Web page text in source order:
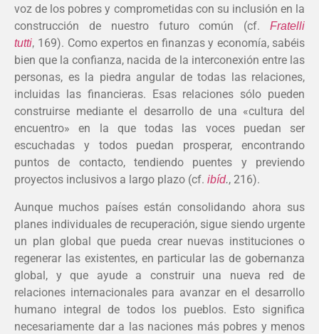
voz de los pobres y comprometidas con su inclusión en la
construcción de nuestro futuro común (cf. Fratelli
tutti, 169). Como expertos en finanzas y economía, sabéis
bien que la confianza, nacida de la interconexión entre las
personas, es la piedra angular de todas las relaciones,
incluidas las financieras. Esas relaciones sólo pueden
construirse mediante el desarrollo de una «cultura del
encuentro» en la que todas las voces puedan ser
escuchadas y todos puedan prosperar, encontrando
puntos de contacto, tendiendo puentes y previendo
proyectos inclusivos a largo plazo (cf. ibíd., 216).
Aunque muchos países están consolidando ahora sus
planes individuales de recuperación, sigue siendo urgente
un plan global que pueda crear nuevas instituciones o
regenerar las existentes, en particular las de gobernanza
global, y que ayude a construir una nueva red de
relaciones internacionales para avanzar en el desarrollo
humano integral de todos los pueblos. Esto significa
necesariamente dar a las naciones más pobres y menos